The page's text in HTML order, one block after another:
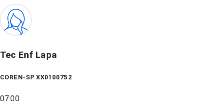
Tec Enf Lapa
COREN-SP XX0100752
07:00